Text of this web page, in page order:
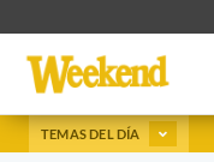
TEMAS DEL DÍA